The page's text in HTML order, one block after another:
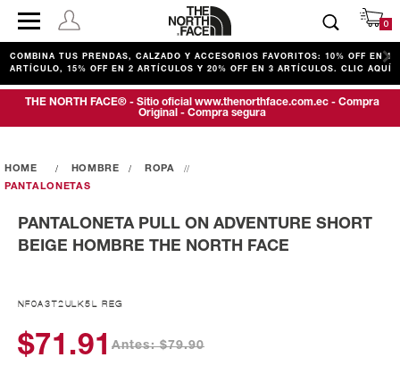
0
COMBINA TUS PRENDAS, CALZADO Y ACCESORIOS FAVORITOS: 10% OFF EN 1
ARTÍCULO, 15% OFF EN 2 ARTÍCULOS Y 20% OFF EN 3 ARTÍCULOS. CLIC AQUÍ
THE NORTH FACE® - Sitio oficial www.thenorthface.com.ec - Compra
Original - Compra segura
HOMBRE
ROPA
PANTALONETAS
PANTALONETA PULL ON ADVENTURE SHORT
BEIGE HOMBRE THE NORTH FACE
NF0A3T2ULK5L REG
$71.91 Antes: $79.90